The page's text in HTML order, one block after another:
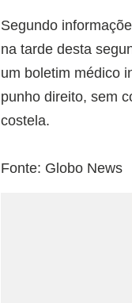
Segundo
na tarde desta
um boletim médico
punho direito, sem
costela.
Fonte: Globo News